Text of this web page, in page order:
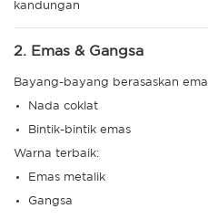
kandungan
2. Emas & Gangsa
Bayang-bayang berasaskan
Nada coklat
Bintik-bintik emas
Warna terbaik:
Emas metalik
Gangsa